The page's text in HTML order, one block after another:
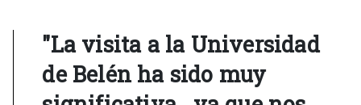
"La visita a la Universidad
de Belén ha sido muy